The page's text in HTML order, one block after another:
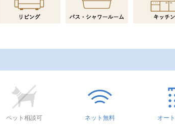
ペット相談可 ネット無料 オー